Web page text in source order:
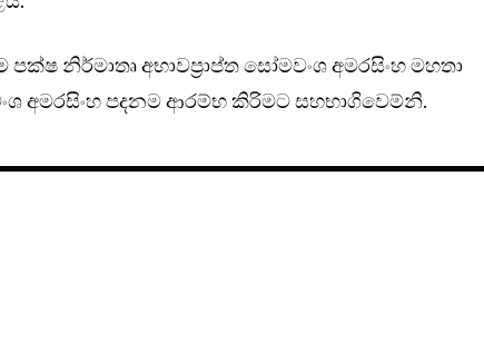
නිර්මාතෘ අභාවප්‍රාප්ත සෝමවංශ අමරසිංහ මහතා
අමරසිංහ පදනම ආරම්භ කිරිමට සහභාගිවෙම්නි.